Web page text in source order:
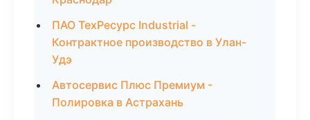
ПАО ТехРесурс Industrial -
Контрактное производство в Улан-
Удэ
Автосервис Плюс Премиум -
Полировка в Астрахань